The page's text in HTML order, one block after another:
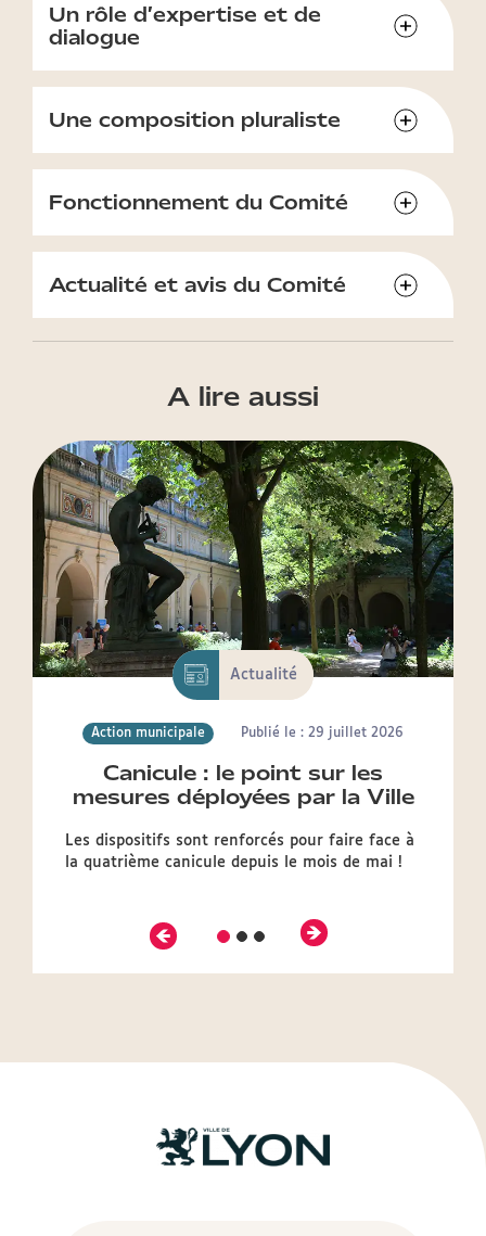
Un rôle d’expertise et de
dialogue
Une composition pluraliste
Fonctionnement du Comité
Actualité et avis du Comité
A lire aussi
Canicule : le point sur les
mesures déployées par la Ville
Actualité
Action municipale Publié le : 29 juillet 2026
Les dispositifs sont renforcés pour faire face à
la quatrième canicule depuis le mois de mai !
Précédent
Suivant
Diapositive
Diapositive
Diapositive